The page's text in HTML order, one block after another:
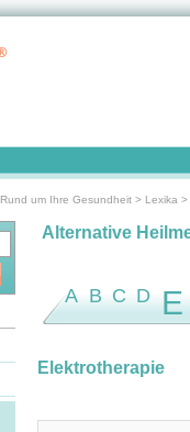
Rund um Ihre Gesundheit > Lexika >
Alternative
A B C D E
Elektrotherapie